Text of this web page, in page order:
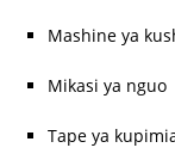
Mashine ya
Mikasi ya nguo
Tape ya